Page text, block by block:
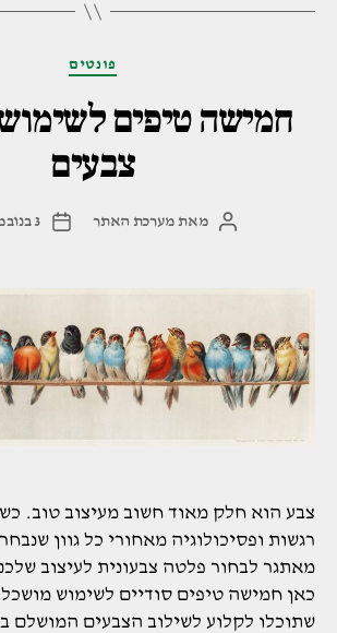
קטגוריותפונטים
חמישה טיפים
צבעים
המחבר
מאת מערכת האתר
תאריך
3 בנובמבר 2020
צבע הוא חלק מאוד חשוב מעיצוב טוב.
רגשות ופסיכולוגיה מאחורי כל גוון
מאתגר לבחור פלטה צבעונית לעיצוב
כאן חמישה טיפים סודיים לשימוש
שתוכלו לקלוע לשילוב הצבעים המושלם